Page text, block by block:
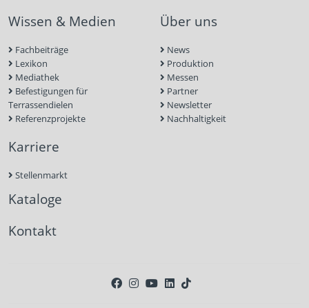
Wissen & Medien
Fachbeiträge
Lexikon
Mediathek
Befestigungen für
Terrassendielen
Referenzprojekte
Über uns
News
Produktion
Messen
Partner
Newsletter
Nachhaltigkeit
Karriere
Stellenmarkt
Kataloge
Kontakt